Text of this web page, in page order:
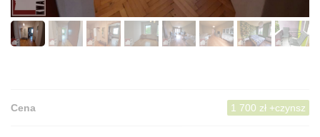
Cena 1 700 zł +czynsz